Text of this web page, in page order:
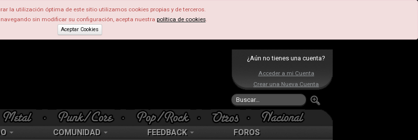
la utilización óptima de este sitio utilizamos cookies propias y de terceros.
sin modificar su configuración, acepta nuestra política de cookies.
Aceptar Cookies
¿Aún no tienes una cuenta?
Acceder a mi Cuenta
Crear una Nueva Cuenta
COMUNIDAD FEEDBACK FOROS